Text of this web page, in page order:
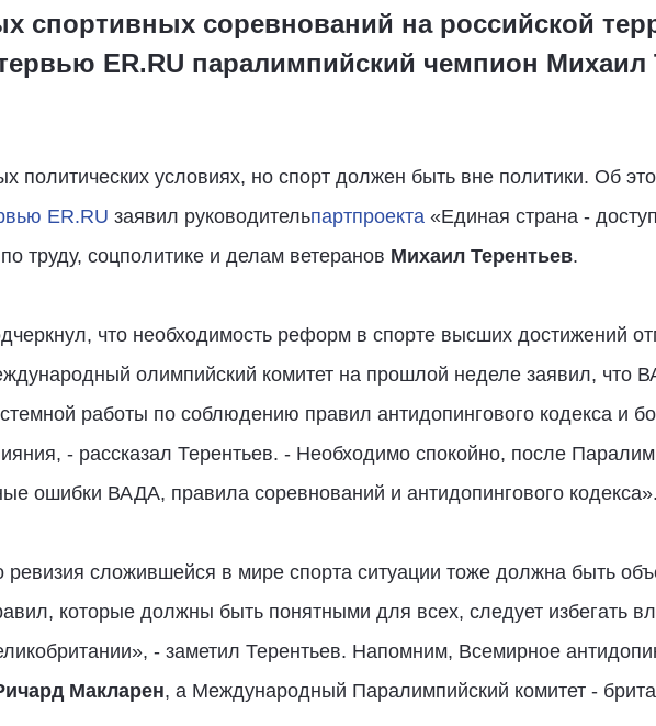
спортивных соревнований на российской
ER.RU паралимпийский чемпион Михаил
политических условиях, но спорт должен быть вне политики. Об
ER.RU заявил руководительпартпроекта«Единая страна -
труду, соцполитике и делам ветеранов Михаил Терентьев.
что необходимость реформ в спорте высших достижений
олимпийский комитет на прошлой неделе заявил, что
работы по соблюдению правил антидопингового кодекса и
- рассказал Терентьев. - Необходимо спокойно, после
ошибки ВАДА, правила соревнований и антидопингового кодекса».
сложившейся в мире спорта ситуации тоже должна быть
которые должны быть понятными для всех, следует избегать
- заметил Терентьев. Напомним, Всемирное
Макларен, а Международный Паралимпийский комитет -